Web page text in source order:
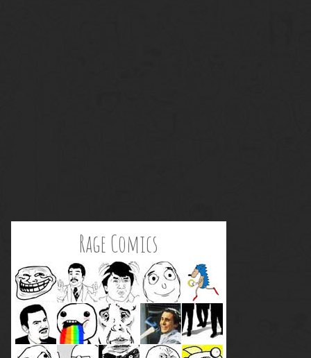
Rage Comics